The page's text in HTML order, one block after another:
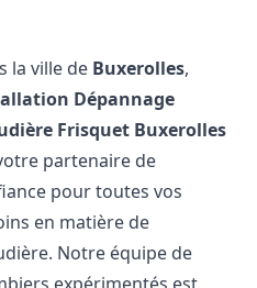
la ville de Buxerolles,
Dépannage
Frisquet Buxerolles
partenaire de
pour toutes vos
en matière de
Notre équipe de